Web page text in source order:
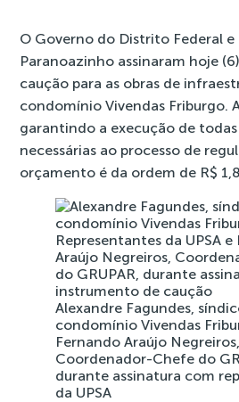
O Governo do Distrito Federal e
Paranoazinho assinaram hoje
caução para as obras de
condomínio Vivendas Friburgo.
garantindo a execução de
necessárias ao processo de
orçamento é da ordem de R$
Alexandre Fagundes,
condomínio Vivendas
Fernando Araújo Negreiros,
Coordenador-Chefe do
durante assinatura com
da UPSA